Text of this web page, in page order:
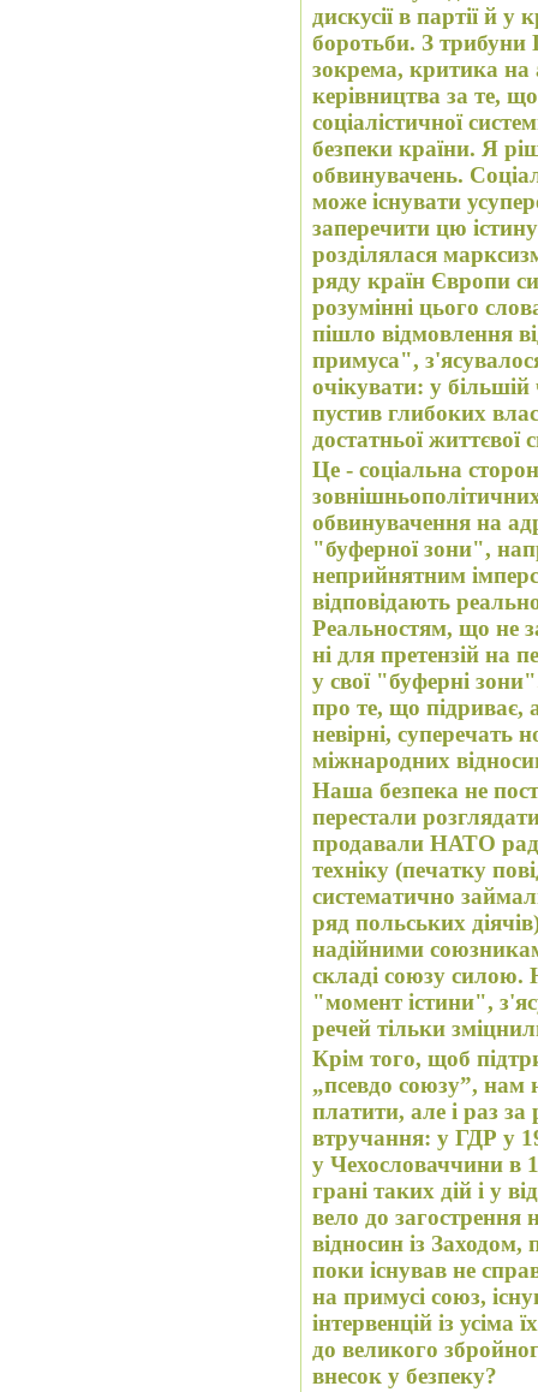
дискусії в партії й у
боротьби. З
зокрема, критика на
керівництва за те,
соціалістичної
безпеки країни. Я
обвинувачень.
може існувати
заперечити цю
розділялася
ряду країн Європи
розумінні цього
пішло відмовлення
примуса",
очікувати: у більшій
пустив глибоких
достатньої життєвої
Це - соціальна
обвинувачення на
"буферної зони",
неприйнятним
відповідають
Реальностям, що не
ні для претензій на
у свої "буферні зони". А представлення критиків
про те, що підриває,
невірні, суперечать
міжнародних
Наша безпека не
перестали розглядати як союзників
продавали НАТО
техніку (печатку
систематично
ряд польських
надійними
складі союзу
"момент істини",
речей тільки
Крім того, щоб
„псевдо союзу”, нам
платити, але і раз
втручання: у ГДР у
у Чехословаччини в
грані таких дій і у
вело до загострення
відносин із Заходом,
поки існував не
на примусі союз,
інтервенцій із
до великого
внесок у безпеку?